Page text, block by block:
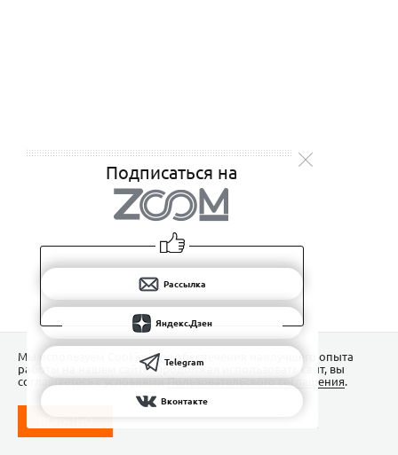
Подписаться на
Рассылка
Яндекс.Дзен
Telegram
Вконтакте
Мы используем Сookies для обеспечения наилучшего опыта
работы на нашем сайте. Продолжая использовать сайт, вы
соглашаетесь с условиямиПользовательского соглашения.
ПОНЯТНО